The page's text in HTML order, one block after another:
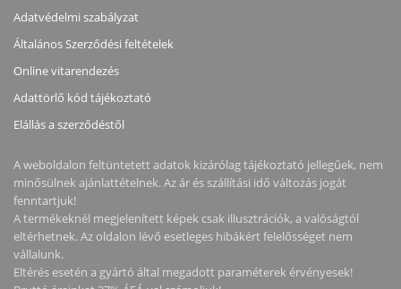
Adatvédelmi szabályzat
Általános Szerződési feltételek
Online vitarendezés
Adattörlő kód tájékoztató
Elállás a szerződéstől
A weboldalon feltüntetett adatok kizárólag tájékoztató jellegűek, nem
minősülnek ajánlattételnek. Az ár és szállítási idő változás jogát
fenntartjuk!
A termékeknél megjelenített képek csak illusztrációk, a valóságtól
eltérhetnek. Az oldalon lévő esetleges hibákért felelősséget nem
vállalunk.
Eltérés esetén a gyártó által megadott paraméterek érvényesek!